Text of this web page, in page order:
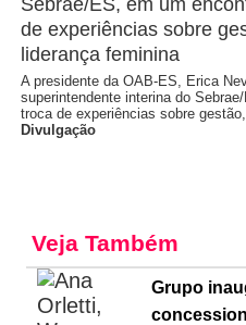
A presidente da OAB-ES, Erica
superintendente interina do
troca de experiências sobre
Divulgação
Veja Também
Grupo